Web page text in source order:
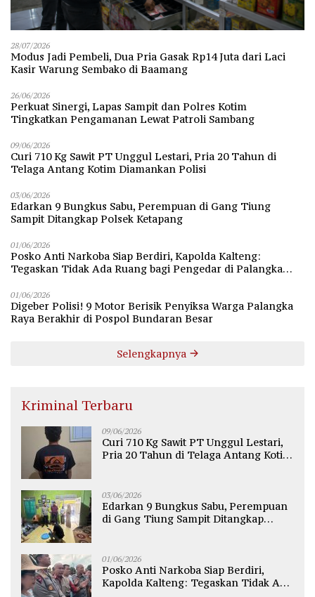
28/07/2026
Modus Jadi Pembeli, Dua Pria Gasak Rp14 Juta dari Laci
Kasir Warung Sembako di Baamang
26/06/2026
Perkuat Sinergi, Lapas Sampit dan Polres Kotim
Tingkatkan Pengamanan Lewat Patroli Sambang
09/06/2026
Curi 710 Kg Sawit PT Unggul Lestari, Pria 20 Tahun di
Telaga Antang Kotim Diamankan Polisi
03/06/2026
Edarkan 9 Bungkus Sabu, Perempuan di Gang Tiung
Sampit Ditangkap Polsek Ketapang
01/06/2026
Posko Anti Narkoba Siap Berdiri, Kapolda Kalteng:
Tegaskan Tidak Ada Ruang bagi Pengedar di Palangka
01/06/2026
Digeber Polisi! 9 Motor Berisik Penyiksa Warga Palangka
Raya Berakhir di Pospol Bundaran Besar
Selengkapnya
Kriminal Terbaru
09/06/2026
Curi 710 Kg Sawit PT Unggul Lestari,
Pria 20 Tahun di Telaga Antang Kotim
03/06/2026
Edarkan 9 Bungkus Sabu, Perempuan
di Gang Tiung Sampit Ditangkap
01/06/2026
Posko Anti Narkoba Siap Berdiri,
Kapolda Kalteng: Tegaskan Tidak Ada